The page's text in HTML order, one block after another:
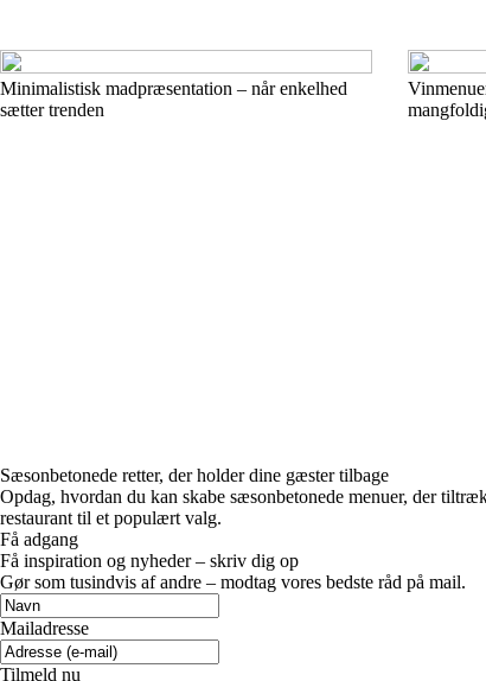
Minimalistisk madpræsentation – når enkelhed
sætter trenden
Sæsonbetonede retter, der holder dine gæster tilbage
Opdag, hvordan du kan skabe sæsonbetonede menuer, der
restaurant til et populært valg.
Få adgang
Få inspiration og nyheder – skriv dig op
Gør som tusindvis af andre – modtag vores bedste råd på mail.
Mailadresse
Tilmeld nu